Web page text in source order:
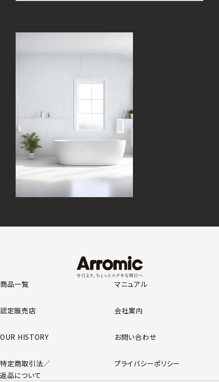
商品一覧 マニュアル
認定販売店 会社案内
OUR HISTORY お問い合わせ
特定商取引法／
返品について
プライバシーポリシー